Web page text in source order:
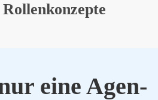
eine Agen­